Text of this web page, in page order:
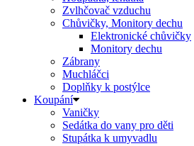
Zvlhčovač vzduchu
Chůvičky, Monitory dechu
Elektronické chůvičky
Monitory dechu
Zábrany
Muchláčci
Doplňky k postýlce
Koupání
Vaničky
Sedátka do vany pro děti
Stupátka k umyvadlu